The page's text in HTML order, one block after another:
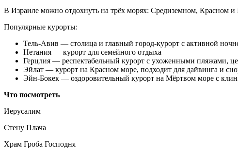
В Израиле можно отдохнуть на трёх морях: Средиземном, Красном
Популярные курорты:
Тель-Авив — столица и главный город-курорт с активной
Нетания — курорт для семейного отдыха
Герцлия — респектабельный курорт с ухоженными пляжами,
Эйлат — курорт на Красном море, подходит для дайвинга и
Эйн-Бокек — оздоровительный курорт на Мёртвом море с
Что посмотреть
Иерусалим
Стену Плача
Храм Гроба Господня